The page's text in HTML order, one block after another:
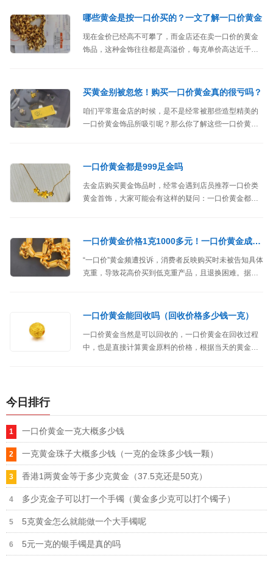
哪些黄金是按一口价买的？一文了解一口价黄金
现在金价已经高不可攀了，而金店还在卖一口价的黄金
饰品，这种金饰往往都是高溢价，每克单价高达近千
买黄金别被忽悠！购买一口价黄金真的很亏吗？
咱们平常逛金店的时候，是不是经常被那些造型精美的
一口价黄金饰品所吸引呢？那么你了解这些一口价黄金
一口价黄金都是999足金吗
去金店购买黄金饰品时，经常会遇到店员推荐一口价类
黄金首饰，大家可能会有这样的疑问：一口价黄金都是
一口价黄金价格1克1000多元！一口价黄金成投诉热点
“一口价”黄金频遭投诉，消费者反映购买时未被告知具体
克重，导致花高价买到低克重产品，且退换困难。据了
务必保持警惕，仔细查看标签信息，了解产品克重和价
一口价黄金能回收吗（回收价格多少钱一克）
一口价黄金当然是可以回收的，一口价黄金在回收过程
中，也是直接计算黄金原料的价格，根据当天的黄金行
今日排行
一口价黄金一克大概多少钱
一克黄金珠子大概多少钱（一克的金珠多少钱一颗）
香港1两黄金等于多少克黄金（37.5克还是50克）
多少克金子可以打一个手镯（黄金多少克可以打个镯子）
5克黄金怎么就能做一个大手镯呢
5元一克的银手镯是真的吗